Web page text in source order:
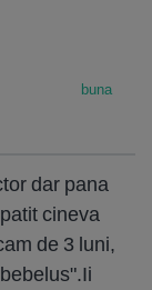
buna
dar pana
cineva
de 3 luni,